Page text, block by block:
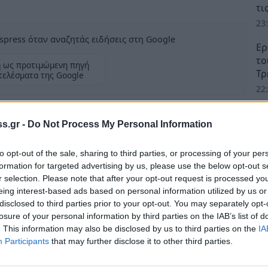
- Do Not Process My Personal Information
opt-out of the sale, sharing to third parties, or processing of your
for targeted advertising by us, please use the below opt-out
selection. Please note that after your opt-out request is processed
interest-based ads based on personal information utilized by us
to third parties prior to your opt-out. You may separately
of your personal information by third parties on the IAB’s list of
This information may also be disclosed by us to third parties on the
Participants that may further disclose it to other third parties.
όταν αναζητάς ειδήσεις στη Google
ως προτιμώμενη πηγή
της Google
Λύκειο Νεάπολης, το 1ο ΕΠΑΛ Βοιών και
το ΝΠΔΔ και το ΚΕΠΠΕΔΜ του Δήμου
"Βατικιώτες Δρομείς" του Αθλητικού
Λαϊκό Αγώνα Δρόμου 16 & 3 χιλιομέτρων,
με την ονομασία «ΒΑΤΙΚΙΩΤΙΚΟΣ ΑΓΩΝΑΣ